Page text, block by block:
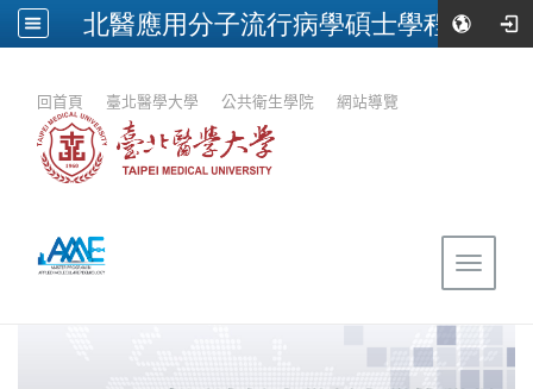
北醫應用分子流行病學碩士學程
回首頁 臺北醫學大學 公共衛生學院 網站導覽
Toggle